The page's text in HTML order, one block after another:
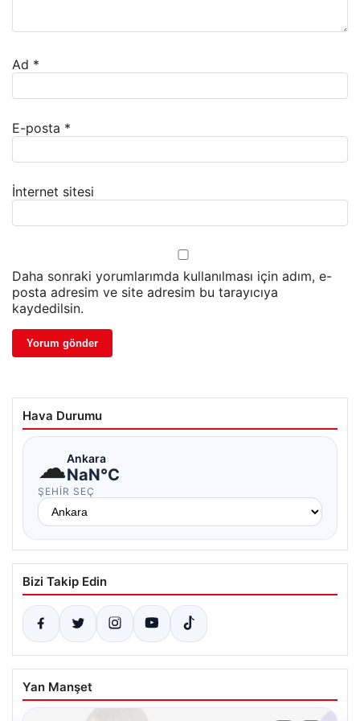
Ad *
E-posta *
İnternet sitesi
Daha sonraki yorumlarımda kullanılması için adım, e-
posta adresim ve site adresim bu tarayıcıya
kaydedilsin.
Hava Durumu
☁Ankara
NaN°C
ŞEHIR SEÇ
Bizi Takip Edin
Yan Manşet